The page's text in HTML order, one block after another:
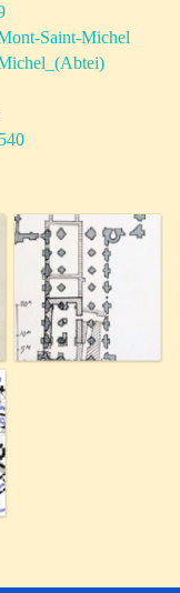
Saint-Michel